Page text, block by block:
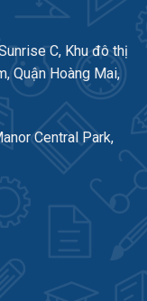
C, Khu đô thị
Quận Hoàng Mai,
Central Park,